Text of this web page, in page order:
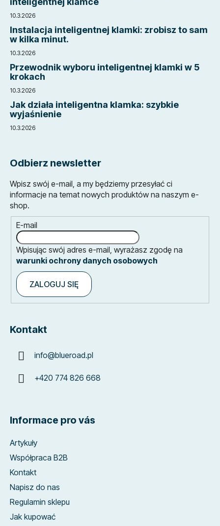
10.3.2026
Instalacja inteligentnej klamki: zrobisz to sam
w kilka minut.
10.3.2026
Przewodnik wyboru inteligentnej klamki w 5
krokach
10.3.2026
Jak działa inteligentna klamka: szybkie
wyjaśnienie
10.3.2026
Odbierz newsletter
Wpisz swój e-mail, a my będziemy przesyłać ci
informacje na temat nowych produktów na naszym e-
shop.
E-mail
Wpisując swój adres e-mail, wyrażasz zgodę na
warunki ochrony danych osobowych
ZALOGUJ SIĘ
Kontakt
info@blueroad.pl
+420 774 826 668
Informace pro vás
Artykuły
Współpraca B2B
Kontakt
Napisz do nas
Regulamin sklepu
Jak kupować